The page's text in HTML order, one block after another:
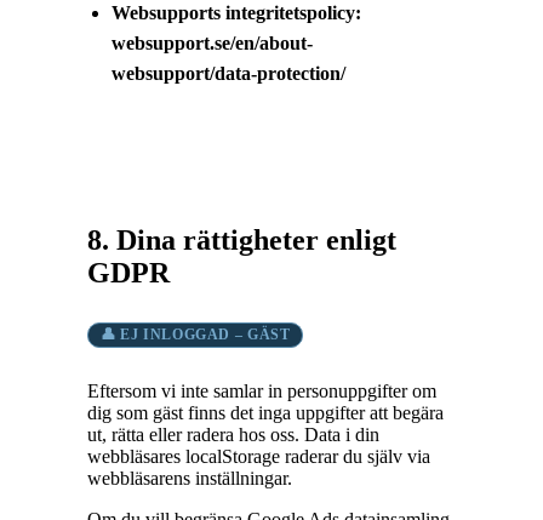
Websupports integritetspolicy:
websupport.se/en/about-
websupport/data-protection/
8. Dina rättigheter enligt
GDPR
👤 EJ INLOGGAD – GÄST
Eftersom vi inte samlar in personuppgifter om
dig som gäst finns det inga uppgifter att begära
ut, rätta eller radera hos oss. Data i din
webbläsares localStorage raderar du själv via
webbläsarens inställningar.